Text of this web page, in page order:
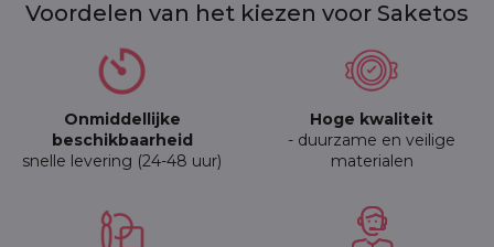
Voordelen van het kiezen voor Saketos
Onmiddellijke
beschikbaarheid
snelle levering (24-48 uur)
Hoge kwaliteit
- duurzame en veilige
materialen